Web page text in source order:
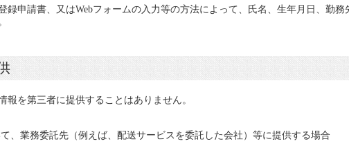
録申請書、又はWebフォームの入力等の方法によって、氏名、生年月日、勤
を第三者に提供することはありません。
、業務委託先（例えば、配送サービスを委託した会社）等に提供する場合